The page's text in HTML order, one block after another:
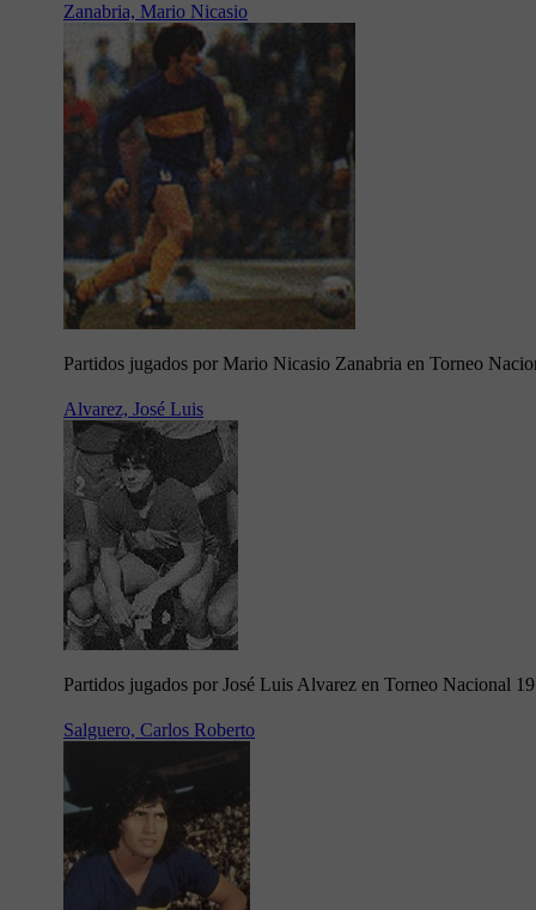
Zanabria, Mario Nicasio
Partidos jugados por Mario Nicasio Zanabria en Torneo
Alvarez, José Luis
Partidos jugados por José Luis Alvarez en Torneo Nacional
Salguero, Carlos Roberto